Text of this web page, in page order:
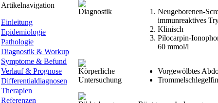
Artikelnavigation
Einleitung
Epidemiologie
Pathologie
Diagnostik & Workup
Symptome & Befund
Verlauf & Prognose
Differentialdiagnosen
Therapien
Referenzen
Diagnostik
Neugeborenen-
immunreaktives
Klinisch
Pilocarpin-
60 mmol/l
Körperliche
Untersuchung
Vorgewölbtes